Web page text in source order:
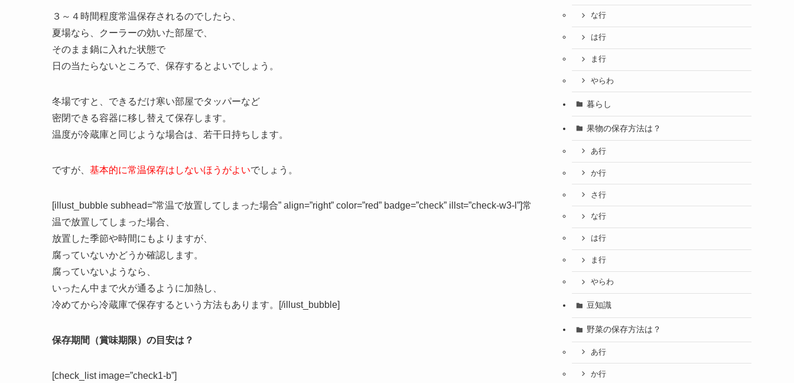
３～４時間程度常温保存されるのでしたら、
夏場なら、クーラーの効いた部屋で、
そのまま鍋に入れた状態で
日の当たらないところで、保存するとよいでしょう。
冬場ですと、できるだけ寒い部屋でタッパーなど
密閉できる容器に移し替えて保存します。
温度が冷蔵庫と同じような場合は、若干日持ちします。
ですが、 基本的に常温保存はしないほうがよいでしょう。
[illust_bubble subhead=”常温で放置してしまった場合” align=”right” color=”red” badge=”check” illst=”check-w3-l”]常
温で放置してしまった場合、
放置した季節や時間にもよりますが、
腐っていないかどうか確認します。
腐っていないようなら、
いったん中まで火が通るように加熱し、
冷めてから冷蔵庫で保存するという方法もあります。[/illust_bubble]
保存期間（賞味期限）の目安は？
[check_list image=”check1-b”]
な行
は行
ま行
やらわ
暮らし
果物の保存方法は？
あ行
か行
さ行
な行
は行
ま行
やらわ
豆知識
野菜の保存方法は？
あ行
か行